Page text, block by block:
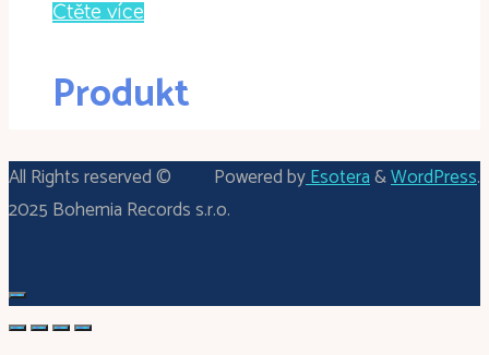
Čtěte více
Produkt
Powered byEsotera&WordPress.
All Rights reserved ©
2025 Bohemia Records s.r.o.